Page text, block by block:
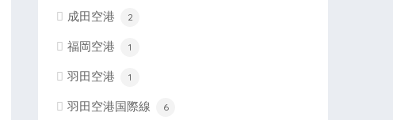
成田空港 2
福岡空港 1
羽田空港 1
羽田空港国際線 6